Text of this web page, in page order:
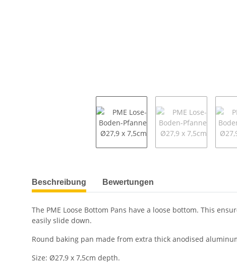
weitere Registerkarten anzeigen
Beschreibung Bewertungen
The PME Loose Bottom Pans have a loose bottom. This
easily slide down.
Round baking pan made from extra thick anodised
Size: Ø27,9 x 7,5cm depth.